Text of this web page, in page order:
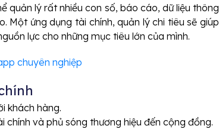
quản lý rất nhiều con số, báo cáo, dữ liệu thông
Một ứng dụng tài chính, quản lý chi tiêu sẽ giúp
lực cho những mục tiêu lớn của mình.
chuyên nghiệp
khách hàng.
chính và phủ sóng thương hiệu đến cộng đồng.